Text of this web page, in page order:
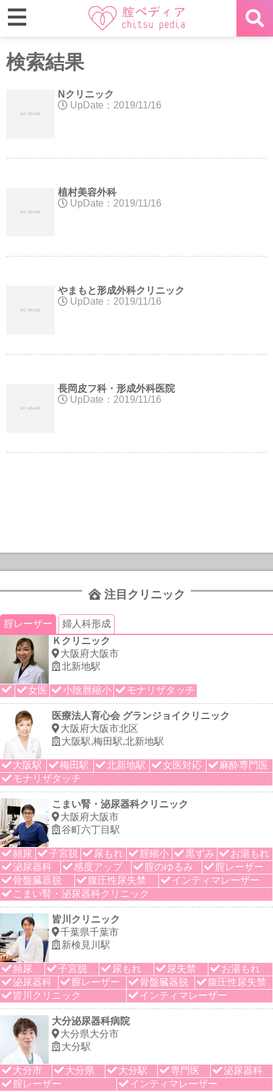
検索結果
Nクリニック
UpDate：2019/11/16
植村美容外科
UpDate：2019/11/16
やまもと形成外科クリニック
UpDate：2019/11/16
長岡皮フ科・形成外科医院
UpDate：2019/11/16
注目クリニック
腟レーザー
婦人科形成
Ｋクリニック
大阪府大阪市
北新地駅
女医 小陰唇縮小 モナリザタッチ
医療法人育心会 グランジョイクリニック
大阪府大阪市北区
大阪駅,梅田駅,北新地駅
大阪駅 梅田駅 北新地駅 女医対応
麻酔専門医
モナリザタッチ
こまい腎・泌尿器科クリニック
大阪府大阪市
谷町六丁目駅
頻尿 子宮脱 尿もれ 腟縮小 黒ずみ
お湯もれ
泌尿器科
感度アップ 腟のゆるみ
腟レーザー
骨盤臓器脱
腹圧性尿失禁
インティマレーザー
こまい腎・泌尿器科クリニック
皆川クリニック
千葉県千葉市
新検見川駅
頻尿 子宮脱 尿もれ 尿失禁
お湯もれ
泌尿器科
膣レーザー 骨盤臓器脱
腹圧性尿失禁
皆川クリニック
インティマレーザー
大分泌尿器科病院
大分県大分市
大分駅
大分市 大分県 大分駅 専門医
泌尿器科
腟レーザー
インティマレーザー